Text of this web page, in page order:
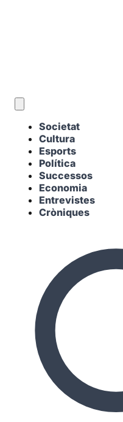
Societat
Cultura
Esports
Política
Successos
Economia
Entrevistes
Cròniques